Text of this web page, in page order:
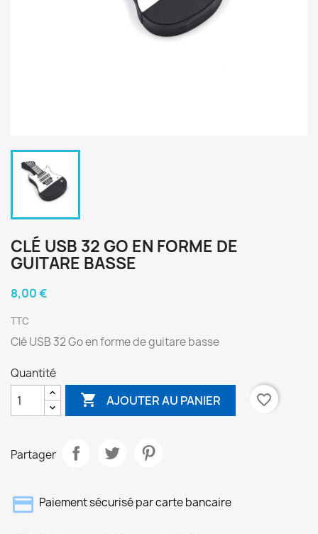
CLÉ USB 32 GO EN FORME DE
GUITARE BASSE
8,00 €
TTC
Clé USB 32 Go en forme de guitare basse
Quantité
 AJOUTER AU PANIER favorite_border
Partager
Paiement sécurisé par carte bancaire